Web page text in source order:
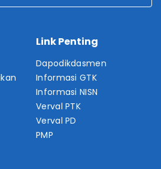
Link Penting
Dapodikdasmen
Informasi GTK
Informasi NISN
Verval PTK
Verval PD
PMP